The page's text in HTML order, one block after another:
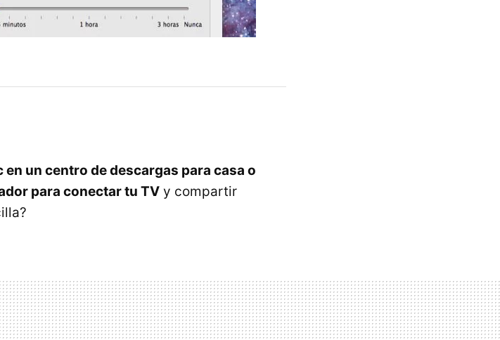
un centro de descargas para casa o
para conectar tu TV y compartir